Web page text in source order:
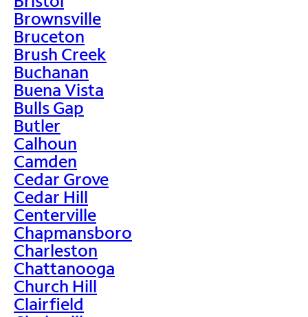
Brownsville
Bruceton
Brush Creek
Buchanan
Buena Vista
Bulls Gap
Butler
Calhoun
Camden
Cedar Grove
Cedar Hill
Centerville
Chapmansboro
Charleston
Chattanooga
Church Hill
Clairfield